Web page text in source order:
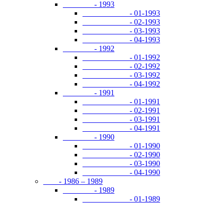
- 1993
- 01-1993
- 02-1993
- 03-1993
- 04-1993
- 1992
- 01-1992
- 02-1992
- 03-1992
- 04-1992
- 1991
- 01-1991
- 02-1991
- 03-1991
- 04-1991
- 1990
- 01-1990
- 02-1990
- 03-1990
- 04-1990
- 1986 – 1989
- 1989
- 01-1989